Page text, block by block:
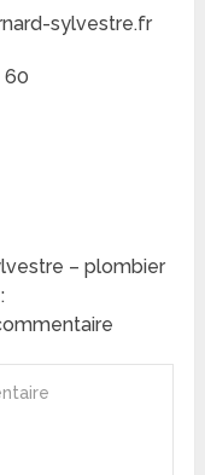
sylvestre.fr
60
– plombier